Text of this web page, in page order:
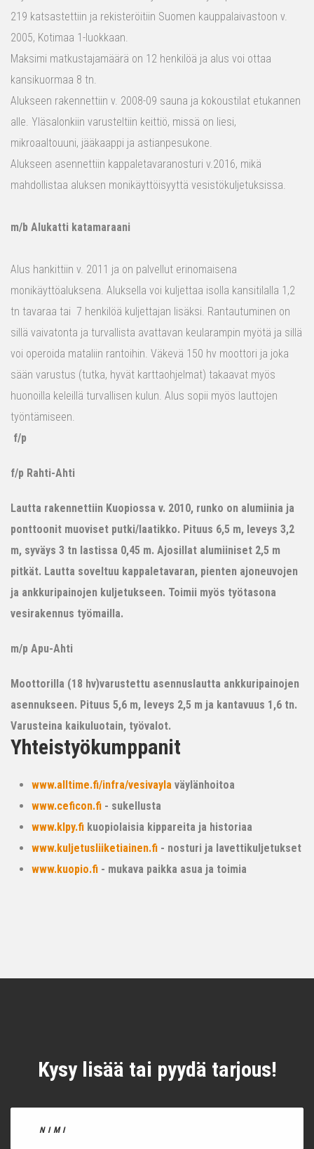
219 katsastettiin ja rekisteröitiin Suomen kauppalaivastoon v.
2005, Kotimaa 1-luokkaan.
Maksimi matkustajamäärä on 12 henkilöä ja alus voi ottaa
kansikuormaa 8 tn.
Alukseen rakennettiin v. 2008-09 sauna ja kokoustilat etukannen
alle. Yläsalonkiin varusteltiin keittiö, missä on liesi,
mikroaaltouuni, jääkaappi ja astianpesukone.
Alukseen asennettiin kappaletavaranosturi v.2016, mikä
mahdollistaa aluksen monikäyttöisyyttä vesistökuljetuksissa.
m/b Alukatti katamaraani
Alus hankittiin v. 2011 ja on palvellut erinomaisena
monikäyttöaluksena. Aluksella voi kuljettaa isolla kansitilalla 1,2
tn tavaraa tai 7 henkilöä kuljettajan lisäksi. Rantautuminen on
sillä vaivatonta ja turvallista avattavan keularampin myötä ja sillä
voi operoida mataliin rantoihin. Väkevä 150 hv moottori ja joka
sään varustus (tutka, hyvät karttaohjelmat) takaavat myös
huonoilla keleillä turvallisen kulun. Alus sopii myös lauttojen
työntämiseen.
f/p
f/p Rahti-Ahti
Lautta rakennettiin Kuopiossa v. 2010, runko on alumiinia ja
ponttoonit muoviset putki/laatikko. Pituus 6,5 m, leveys 3,2
m, syväys 3 tn lastissa 0,45 m. Ajosillat alumiiniset 2,5 m
pitkät. Lautta soveltuu kappaletavaran, pienten ajoneuvojen
ja ankkuripainojen kuljetukseen. Toimii myös työtasona
vesirakennus työmailla.
m/p Apu-Ahti
Moottorilla (18 hv)varustettu asennuslautta ankkuripainojen
asennukseen. Pituus 5,6 m, leveys 2,5 m ja kantavuus 1,6 tn.
Varusteina kaikuluotain, työvalot.
Yhteistyökumppanit
www.alltime.fi/infra/vesivayla väylänhoitoa
www.ceficon.fi - sukellusta
www.klpy.fi kuopiolaisia kippareita ja historiaa
www.kuljetusliiketiainen.fi - nosturi ja lavettikuljetukset
www.kuopio.fi - mukava paikka asua ja toimia
Kysy lisää tai pyydä tarjous!